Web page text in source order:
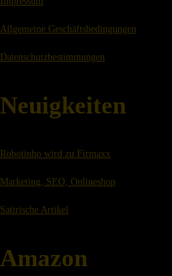
Allgemeine Geschäftsbedingungen
Datenschutzbestimmungen
Neuigkeiten
Robotinho wird zu Firmaxx
Marketing, SEO, Onlineshop
Satirische Artikel
Amazon